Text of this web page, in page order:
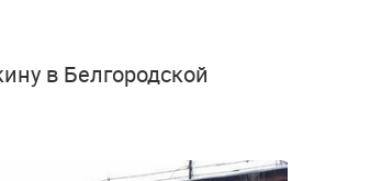
в Белгородской